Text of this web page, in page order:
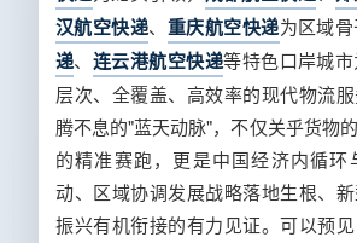
汉航空快递、 重庆航空快递为区域骨
递、 连云港航空快递等特色口岸城
层次、全覆盖、高效率的现代物流
腾不息的"蓝天动脉"，不仅关乎货物
的精准赛跑，更是中国经济内循环
动、区域协调发展战略落地生根、
振兴有机衔接的有力见证。可以预